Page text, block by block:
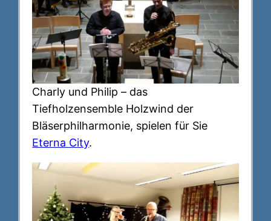
Charly und Philip – das
Tiefholzensemble Holzwind der
Bläserphilharmonie, spielen für Sie
Eterna City.